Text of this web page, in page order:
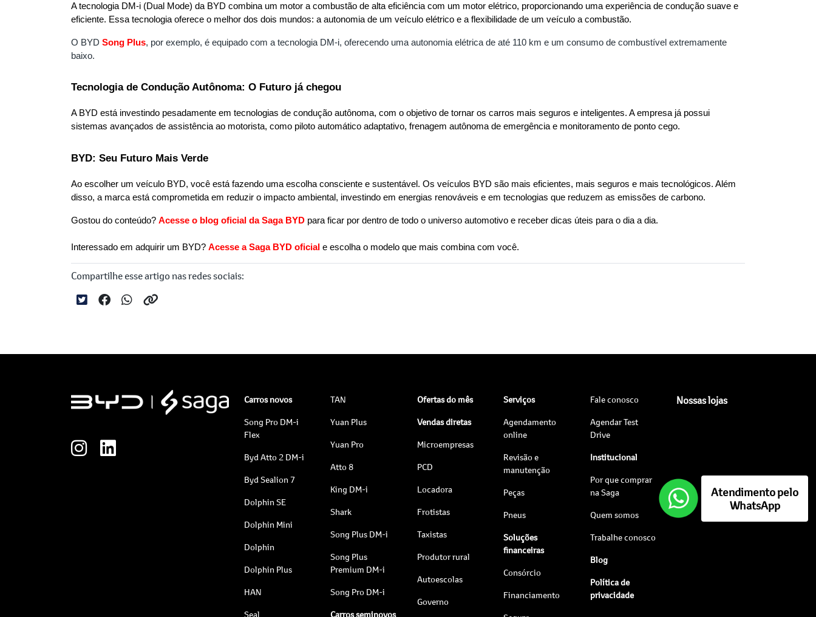
A tecnologia DM-i (Dual Mode) da BYD combina um motor a combustão de alta eficiência com um motor elétrico, proporcionando uma experiência de condução suave e
eficiente. Essa tecnologia oferece o melhor dos dois mundos: a autonomia de um veículo elétrico e a flexibilidade de um veículo a combustão.
O BYD Song Plus, por exemplo, é equipado com a tecnologia DM-i, oferecendo uma autonomia elétrica de até 110 km e um consumo de combustível extremamente
baixo.
Tecnologia de Condução Autônoma: O Futuro já chegou
A BYD está investindo pesadamente em tecnologias de condução autônoma, com o objetivo de tornar os carros mais seguros e inteligentes. A empresa já possui
sistemas avançados de assistência ao motorista, como piloto automático adaptativo, frenagem autônoma de emergência e monitoramento de ponto cego.
BYD: Seu Futuro Mais Verde
Ao escolher um veículo BYD, você está fazendo uma escolha consciente e sustentável. Os veículos BYD são mais eficientes, mais seguros e mais tecnológicos. Além
disso, a marca está comprometida em reduzir o impacto ambiental, investindo em energias renováveis e em tecnologias que reduzem as emissões de carbono.
Gostou do conteúdo? Acesse o blog oficial da Saga BYD para ficar por dentro de todo o universo automotivo e receber dicas úteis para o dia a dia.
Interessado em adquirir um BYD? Acesse a Saga BYD oficial e escolha o modelo que mais combina com você.
Compartilhe esse artigo nas redes sociais:
Carros novos
Song Pro DM-i
Flex
Byd Atto 2 DM-i
Byd Sealion 7
Dolphin SE
Dolphin Mini
Dolphin
Dolphin Plus
HAN
Seal
TAN
Yuan Plus
Yuan Pro
Atto 8
King DM-i
Shark
Song Plus DM-i
Song Plus
Premium DM-i
Song Pro DM-i
Carros seminovos
Ofertas do mês
Vendas diretas
Microempresas
PCD
Locadora
Frotistas
Taxistas
Produtor rural
Autoescolas
Governo
Serviços
Agendamento
online
Revisão e
manutenção
Peças
Pneus
Soluções
financeiras
Consórcio
Financiamento
Fale conosco
Agendar Test
Drive
Institucional
Por que comprar
na Saga
Quem somos
Trabalhe conosco
Blog
Política de
privacidade
Nossas lojas
Atendimento pelo
WhatsApp